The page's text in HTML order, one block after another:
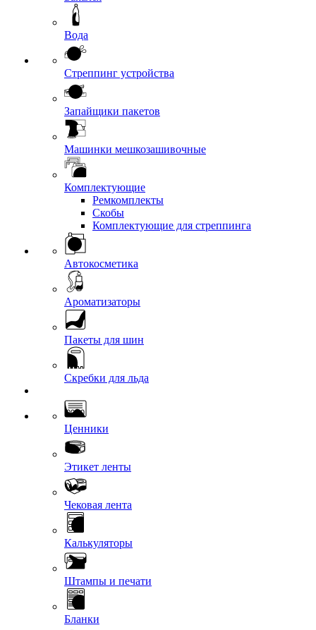
Вода
Стреппинг устройства
Запайщики пакетов
Машинки мешкозашивочные
Комплектующие
Ремкомплекты
Скобы
Комплектующие для стреппинга
Автокосметика
Ароматизаторы
Пакеты для шин
Скребки для льда
Ценники
Этикет ленты
Чековая лента
Калькуляторы
Штампы и печати
Бланки